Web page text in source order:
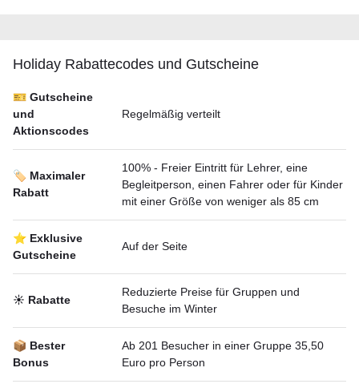
Holiday Rabatteсodes und Gutscheine
🎫 Gutscheine
und
Aktionscodes
Regelmäßig verteilt
🏷️ Maximaler
Rabatt
100% - Freier Eintritt für Lehrer, eine
Begleitperson, einen Fahrer oder für Kinder
mit einer Größe von weniger als 85 cm
⭐ Exklusive
Gutscheine
Auf der Seite
☀️ Rabatte
Reduzierte Preise für Gruppen und
Besuche im Winter
📦 Bester
Bonus
Ab 201 Besucher in einer Gruppe 35,50
Euro pro Person